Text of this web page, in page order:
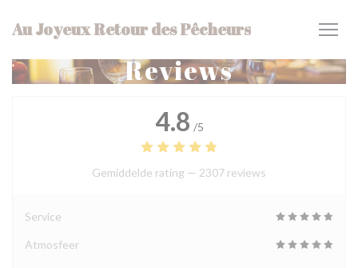
Au Joyeux Retour des Pêcheurs
Reviews
4.8 /5
Gemiddelde rating — 2307 reviews
Service
Atmosfeer